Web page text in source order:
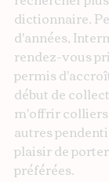
dictionnaire.
d'années,
rendez-vous
permis
début de
m'offrir
autres
plaisir de
préférées.